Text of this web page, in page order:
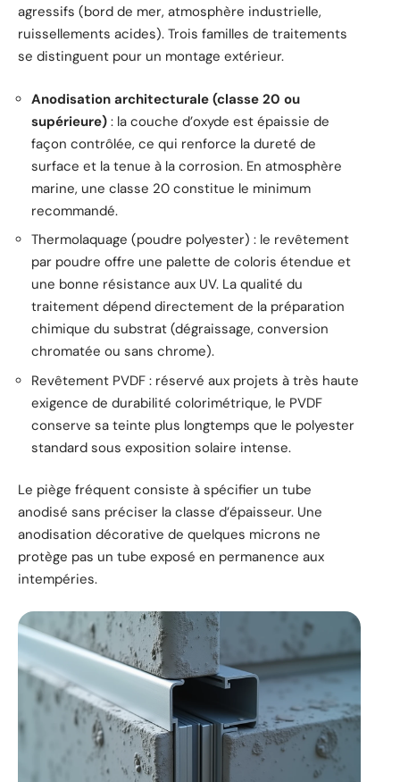
agressifs (bord de mer, atmosphère industrielle,
ruissellements acides). Trois familles de traitements
se distinguent pour un montage extérieur.
Anodisation architecturale (classe 20 ou
supérieure) : la couche d’oxyde est épaissie de
façon contrôlée, ce qui renforce la dureté de
surface et la tenue à la corrosion. En atmosphère
marine, une classe 20 constitue le minimum
recommandé.
Thermolaquage (poudre polyester) : le revêtement
par poudre offre une palette de coloris étendue et
une bonne résistance aux UV. La qualité du
traitement dépend directement de la préparation
chimique du substrat (dégraissage, conversion
chromatée ou sans chrome).
Revêtement PVDF : réservé aux projets à très haute
exigence de durabilité colorimétrique, le PVDF
conserve sa teinte plus longtemps que le polyester
standard sous exposition solaire intense.
Le piège fréquent consiste à spécifier un tube
anodisé sans préciser la classe d’épaisseur. Une
anodisation décorative de quelques microns ne
protège pas un tube exposé en permanence aux
intempéries.